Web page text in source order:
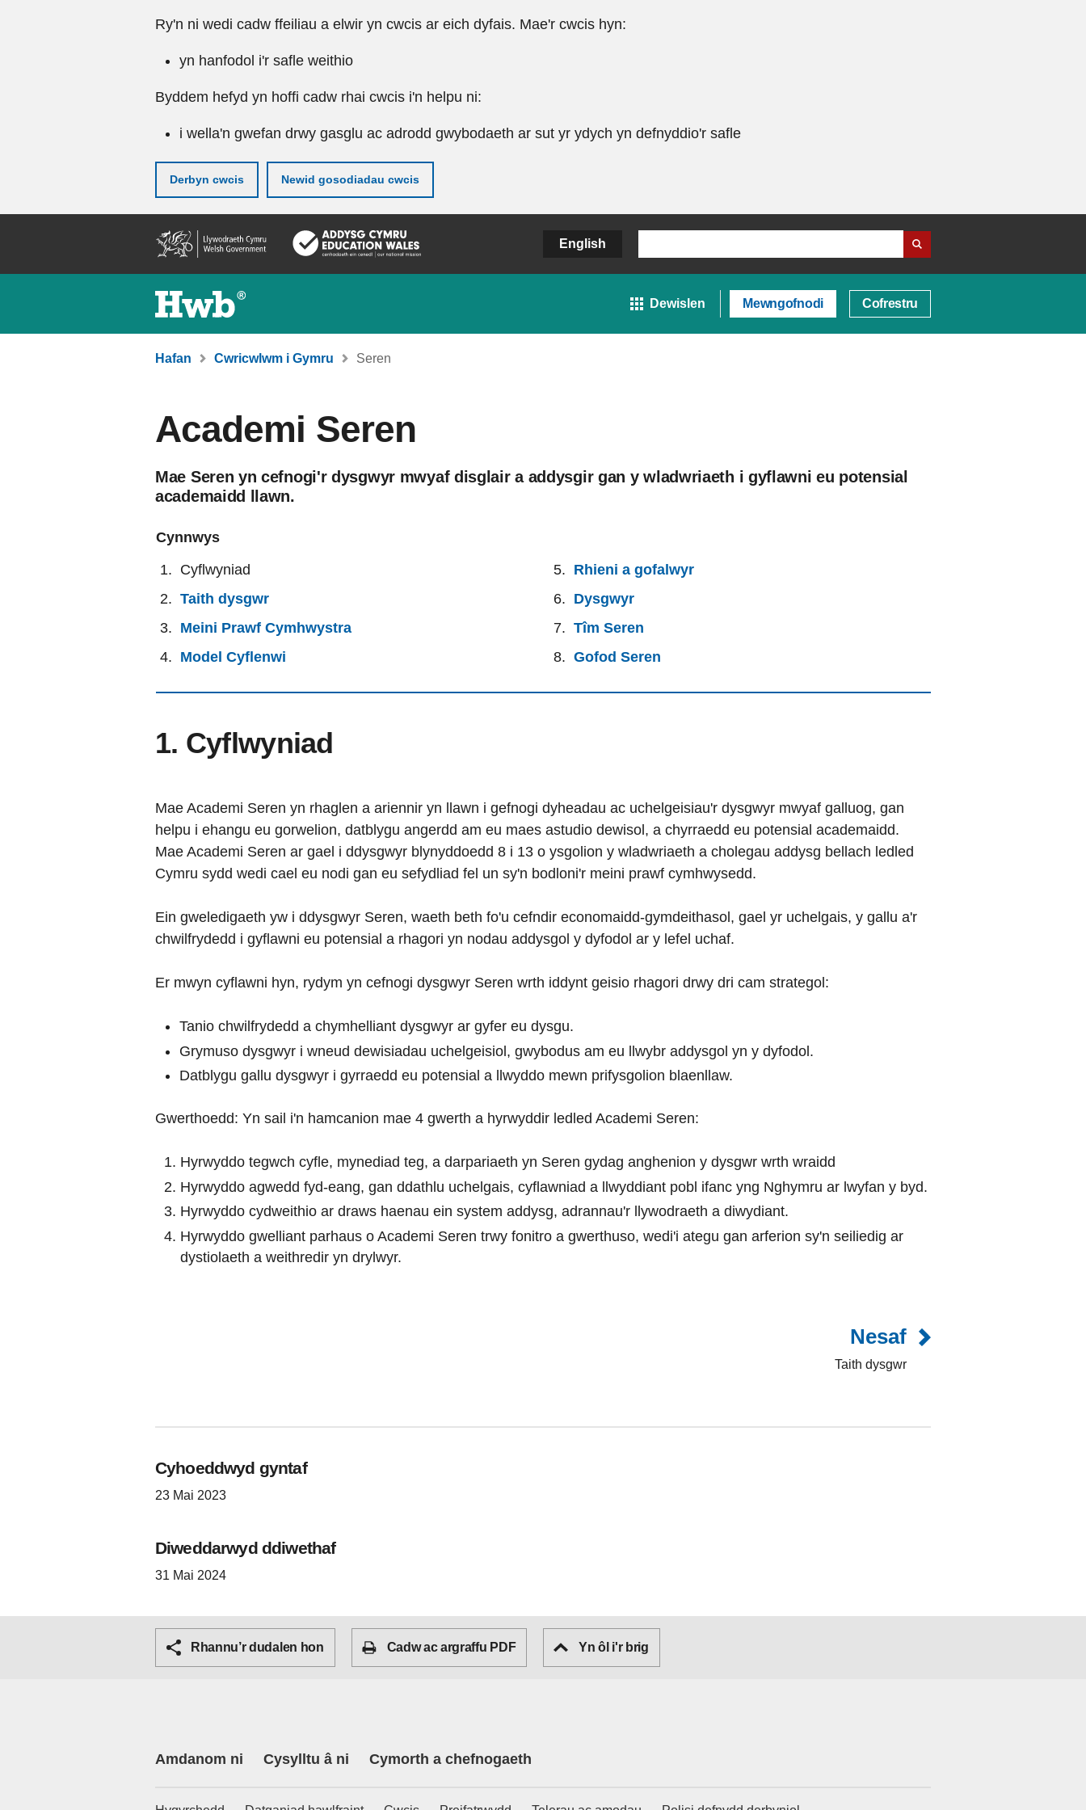
Ry'n ni wedi cadw ffeiliau a elwir yn cwcis ar eich dyfais. Mae'r cwcis hyn:
yn hanfodol i'r safle weithio
Byddem hefyd yn hoffi cadw rhai cwcis i'n helpu ni:
i wella'n gwefan drwy gasglu ac adrodd gwybodaeth ar sut yr ydych yn defnyddio'r safle
Derbyn cwcis Newid gosodiadau cwcis
gynnwy
English
Dewislen Mewngofnodi Cofrestru
Hafan Cwricwlwm i Gymru Seren
Academi Seren
Mae Seren yn cefnogi'r dysgwyr mwyaf disglair a addysgir gan y wladwriaeth i gyflawni eu potensial
academaidd llawn.
Cynnwys
Cyflwyniad
Taith dysgwr
Meini Prawf Cymhwystra
Model Cyflenwi
Rhieni a gofalwyr
Dysgwyr
Tîm Seren
Gofod Seren
1. Cyflwyniad
Mae Academi Seren yn rhaglen a ariennir yn llawn i gefnogi dyheadau ac uchelgeisiau'r dysgwyr mwyaf galluog, gan
helpu i ehangu eu gorwelion, datblygu angerdd am eu maes astudio dewisol, a chyrraedd eu potensial academaidd.
Mae Academi Seren ar gael i ddysgwyr blynyddoedd 8 i 13 o ysgolion y wladwriaeth a cholegau addysg bellach ledled
Cymru sydd wedi cael eu nodi gan eu sefydliad fel un sy'n bodloni'r meini prawf cymhwysedd.
Ein gweledigaeth yw i ddysgwyr Seren, waeth beth fo'u cefndir economaidd-gymdeithasol, gael yr uchelgais, y gallu a'r
chwilfrydedd i gyflawni eu potensial a rhagori yn nodau addysgol y dyfodol ar y lefel uchaf.
Er mwyn cyflawni hyn, rydym yn cefnogi dysgwyr Seren wrth iddynt geisio rhagori drwy dri cam strategol:
Tanio chwilfrydedd a chymhelliant dysgwyr ar gyfer eu dysgu.
Grymuso dysgwyr i wneud dewisiadau uchelgeisiol, gwybodus am eu llwybr addysgol yn y dyfodol.
Datblygu gallu dysgwyr i gyrraedd eu potensial a llwyddo mewn prifysgolion blaenllaw.
Gwerthoedd: Yn sail i'n hamcanion mae 4 gwerth a hyrwyddir ledled Academi Seren:
Hyrwyddo tegwch cyfle, mynediad teg, a darpariaeth yn Seren gydag anghenion y dysgwr wrth wraidd
Hyrwyddo agwedd fyd-eang, gan ddathlu uchelgais, cyflawniad a llwyddiant pobl ifanc yng Nghymru ar lwyfan y byd.
Hyrwyddo cydweithio ar draws haenau ein system addysg, adrannau'r llywodraeth a diwydiant.
Hyrwyddo gwelliant parhaus o Academi Seren trwy fonitro a gwerthuso, wedi'i ategu gan arferion sy'n seiliedig ar
dystiolaeth a weithredir yn drylwyr.
Nesaf
Taith dysgwr
Cyhoeddwyd gyntaf
23 Mai 2023
Diweddarwyd ddiwethaf
31 Mai 2024
Rhannu’r dudalen hon Cadw ac argraffu PDF Yn ôl i'r brig
Amdanom ni Cysylltu â ni Cymorth a chefnogaeth